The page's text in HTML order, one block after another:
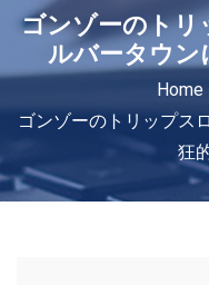
ゴンゾーのトリ
ルバータウン
Home
ゴンゾーのトリップス
狂